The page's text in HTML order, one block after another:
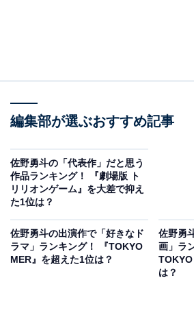
2位は、2022年3月まで2クール連続
人フラグ』（日本テレビ系）です。
んが主演を務めたドラマで、主人公
が、こつ然と姿を消したことから始
として人気を集めました。
編集部が選ぶおすすめ記事
佐野勇斗の「代表作」だと思う
作品ランキング！ 『劇場版 ト
リリオンゲーム』を大差で抑え
た1位は？
佐野勇斗の出演作で「好きなド
ラマ」ランキング！ 『TOKYO
MER』を超えた1位は？
佐野勇
画」ラ
は？